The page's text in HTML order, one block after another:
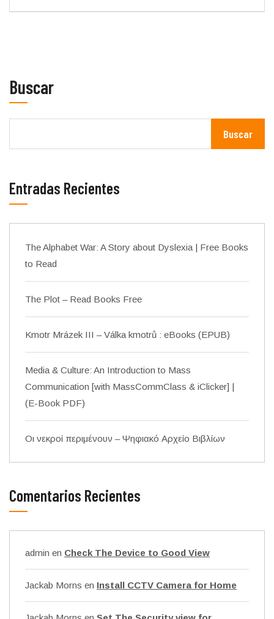
Buscar
Buscar
Entradas Recientes
The Alphabet War: A Story about Dyslexia | Free Books
to Read
The Plot – Read Books Free
Kmotr Mrázek III – Válka kmotrů : eBooks (EPUB)
Media & Culture: An Introduction to Mass
Communication [with MassCommClass & iClicker] |
(E-Book PDF)
Οι νεκροί περιμένουν – Ψηφιακό Αρχείο Βιβλίων
Comentarios Recientes
admin en Check The Device to Good View
Jackab Morns en Install CCTV Camera for Home